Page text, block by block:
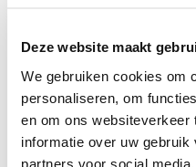
Deze website maakt
We gebruiken cookies om
personaliseren, om
en om ons websiteverkeer
informatie over uw
partners voor social
Need help?We're glad
info@bruut.nl
About this product